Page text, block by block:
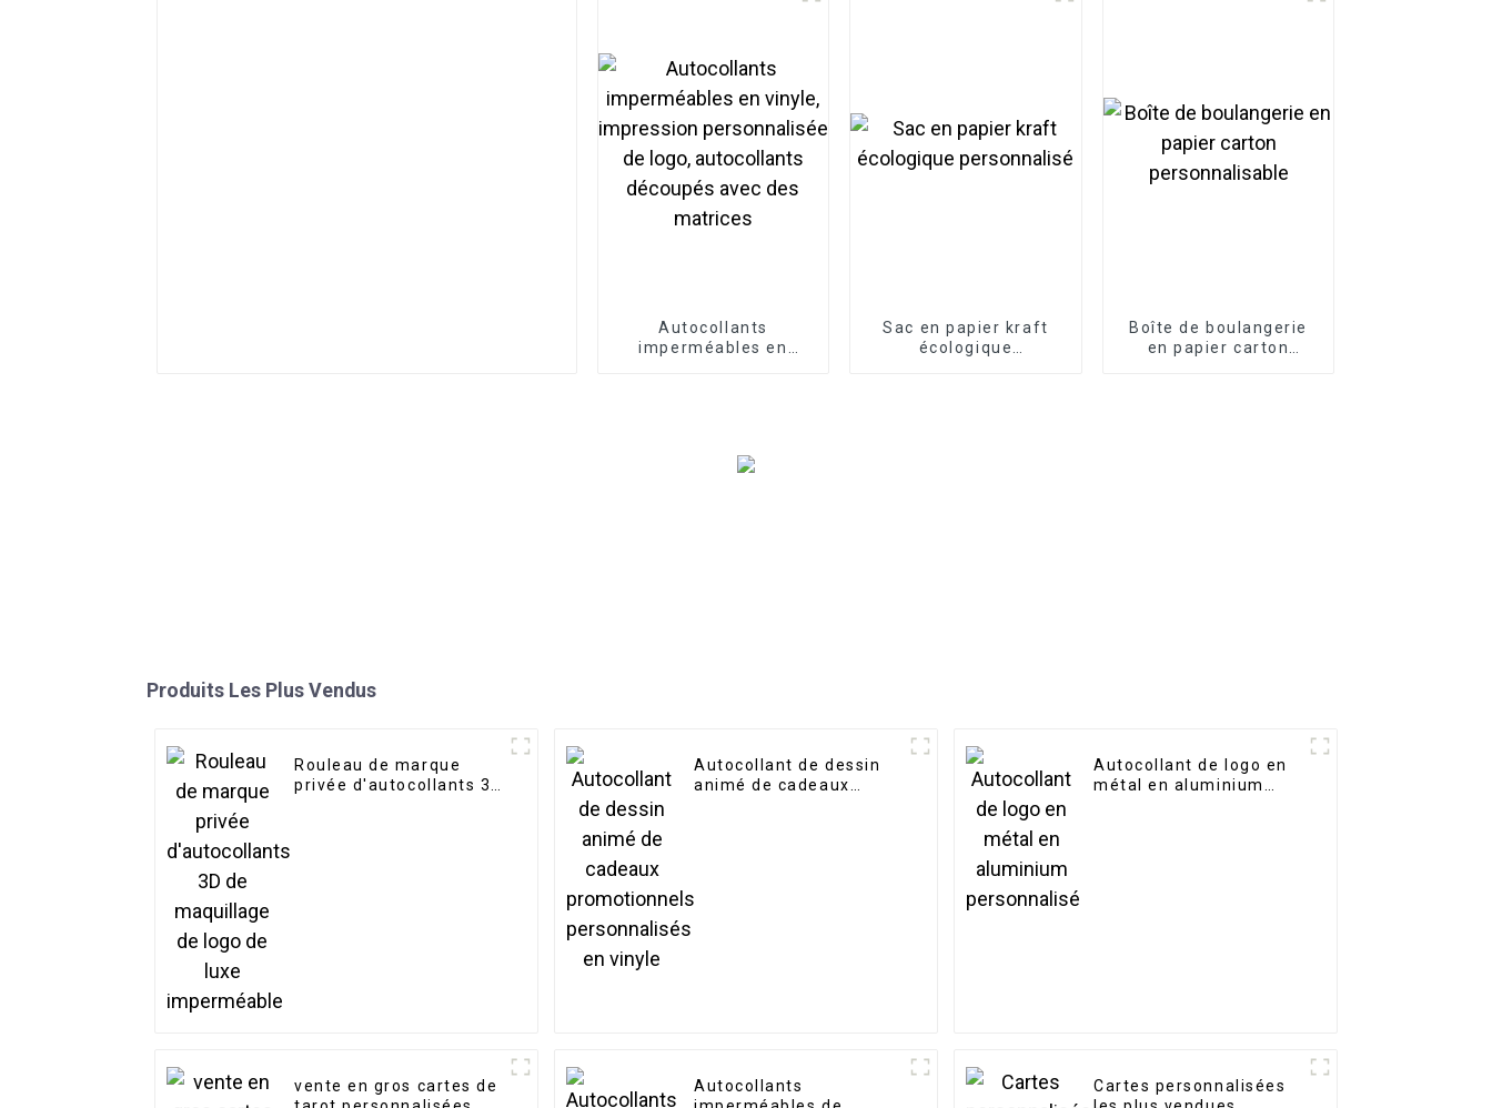
Autocollants
imperméables en
Sac en papier kraft
écologique
Boîte de boulangerie
en papier carton
Produits Les Plus Vendus
Rouleau de marque
privée d'autocollants 3D
Autocollant de dessin
animé de cadeaux
Autocollant de logo en
métal en aluminium
vente en gros cartes de
Autocollants
Cartes personnalisées